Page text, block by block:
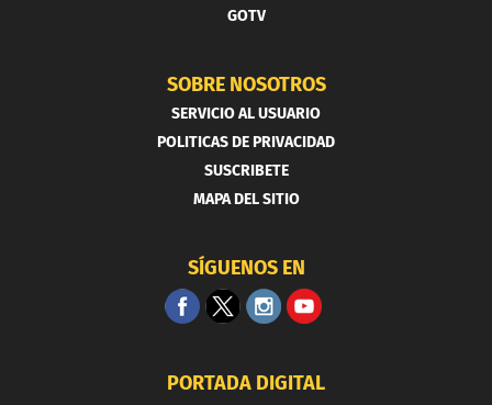
GOTV
SOBRE NOSOTROS
SERVICIO AL USUARIO
POLITICAS DE PRIVACIDAD
SUSCRIBETE
MAPA DEL SITIO
SÍGUENOS EN
PORTADA DIGITAL